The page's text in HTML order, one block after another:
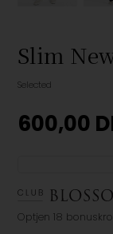
Slim
Selected
600,00
Optjen 18